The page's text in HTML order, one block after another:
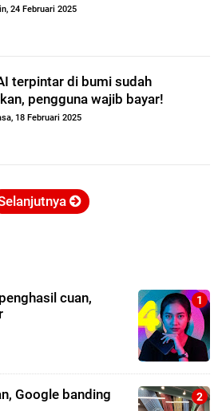
24 Februari 2025
terpintar di bumi sudah
pengguna wajib bayar!
18 Februari 2025
cuan,
Google banding